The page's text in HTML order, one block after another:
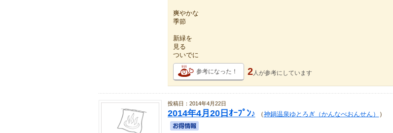
爽やかな
季節
新緑を
見る
ついでに
参考になった！ 2人が参考にしています
投稿日：2014年4月22日
2014年4月20日ｵｰﾌﾟﾝ♪ （神鍋温泉ゆとろぎ（かんなべおんせん） ）